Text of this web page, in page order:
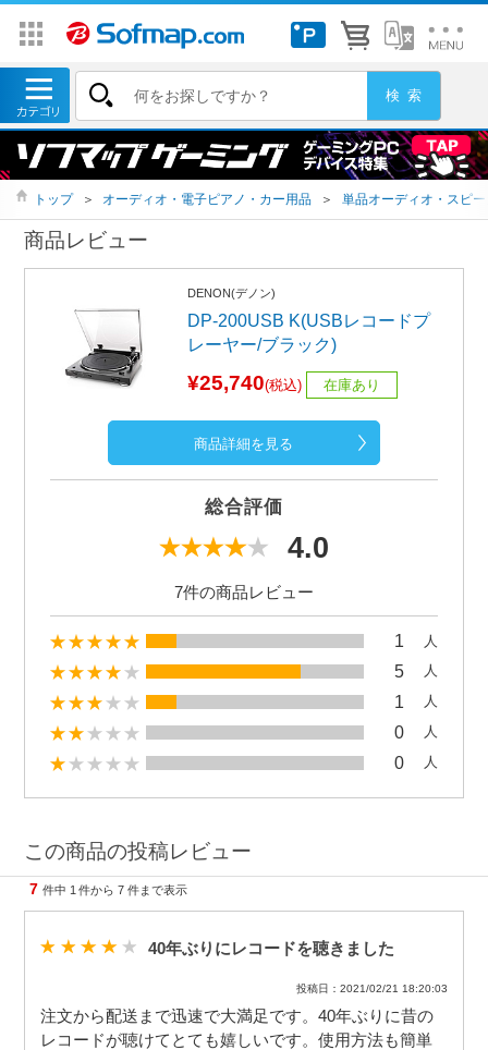
トップ ＞ オーディオ・電子ピアノ・カー用品 ＞ 単品オーディオ・スピ
商品レビュー
DENON(デノン)
DP-200USB K(USBレコードプ
レーヤー/ブラック)
¥25,740(税込) 在庫あり
商品詳細を見る
総合評価
4.0
7件の商品レビュー
1 人
5 人
1 人
0 人
0 人
この商品の投稿レビュー
7 件中 1 件から 7 件まで表示
40年ぶりにレコードを聴きました
投稿日：2021/02/21 18:20:03
注文から配送まで迅速で大満足です。40年ぶりに昔の
レコードが聴けてとても嬉しいです。使用方法も簡単